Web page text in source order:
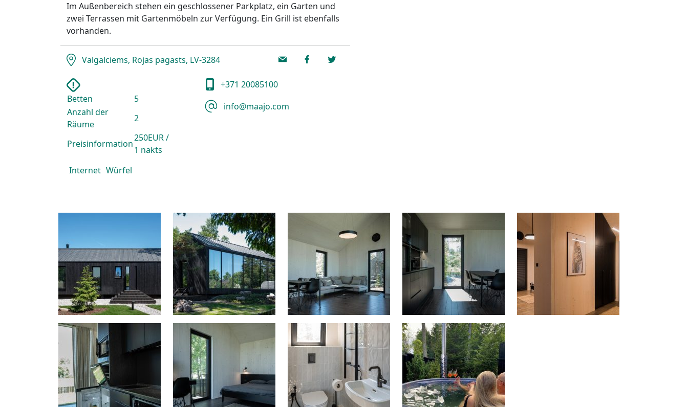
Im Außenbereich stehen ein geschlossener Parkplatz, ein Garten und
zwei Terrassen mit Gartenmöbeln zur Verfügung. Ein Grill ist ebenfalls
vorhanden.
Valgalciems, Rojas pagasts, LV-3284
Betten
5
Anzahl der
Räume
2
Preisinformation
250EUR /
1 nakts
Internet Würfel
+371 20085100
info@maajo.com